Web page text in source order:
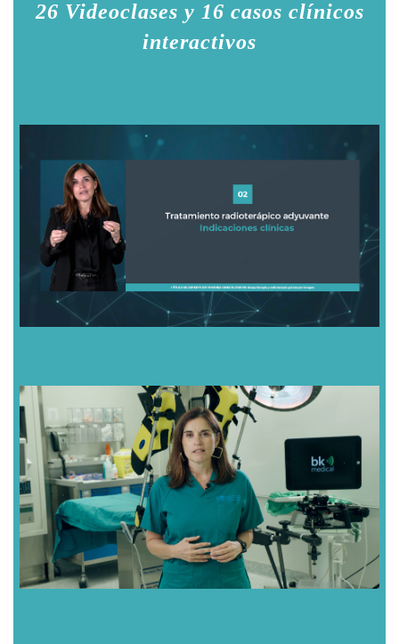
26 Videoclases y 16 casos clínicos
interactivos